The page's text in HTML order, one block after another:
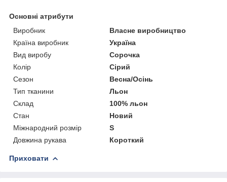
Основні атрибути
Виробник
Власне виробництво
Країна виробник
Україна
Вид виробу
Сорочка
Колір
Сірий
Сезон
Весна/Осінь
Тип тканини
Льон
Склад
100% льон
Стан
Новий
Міжнародний розмір
S
Довжина рукава
Короткий
Приховати